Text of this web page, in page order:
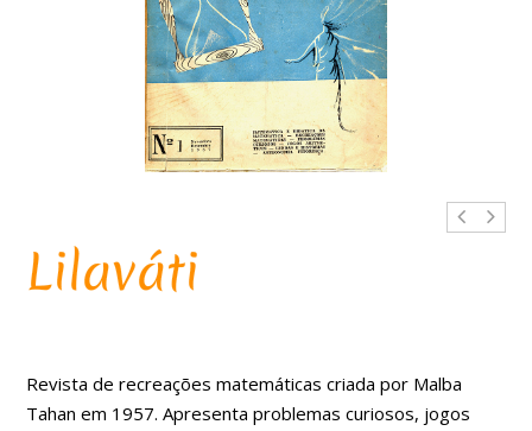
Lilaváti
Revista de recreações matemáticas criada por Malba
Tahan em 1957. Apresenta problemas curiosos, jogos